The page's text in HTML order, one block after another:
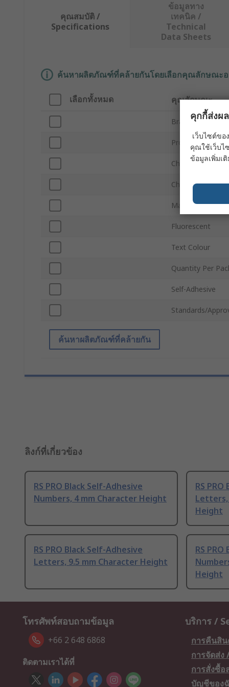
คุณสมบัติ /
Specifications
ข้อมูลทาง
เทคนิค /
Technical
Data Sheets
ค้นหาผลิตภัณฑ์ที่คล้ายกันโดยเลือกคุณลักษณะอ
เลือกทั้งหมด คุณลักษณะ
Brand
Product Type
Character Types
Character Height
Material
Fluorescent
Text Colour
Quantity Per
Self-Adhesive
Standards/
ค้นหาผลิตภัณฑ์ที่คล้ายกัน
ลิงก์ที่เกี่ยวข้อง
RS PRO Black Self-Adhesive
Numbers, 4 mm Character Height
RS
Letters,
Height
RS PRO Black Self-Adhesive
Letters, 9.5 mm Character Height
RS
Height
โทรศัพท์สอบถามข้อมูล
+66 2 648 6868
ติดตามเราได้ที่
บริการ /
การคืนสิ
การจัดส่
การสั่งซื้อ
บัญชีของ
คุกกี้ส่งผ
เว็บไซต์ข
คุณใช้เว็บไ
ข้อมูลเพิ่มเ